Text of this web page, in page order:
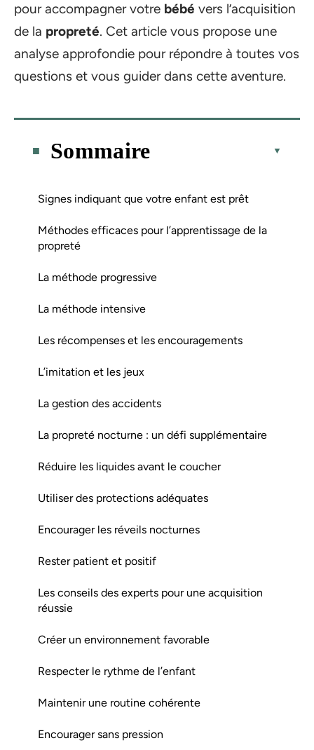
pour accompagner votre bébé vers l’acquisition
de la propreté. Cet article vous propose une
analyse approfondie pour répondre à toutes vos
questions et vous guider dans cette aventure.
Sommaire
Signes indiquant que votre enfant est prêt
Méthodes efficaces pour l’apprentissage de la
propreté
La méthode progressive
La méthode intensive
Les récompenses et les encouragements
L’imitation et les jeux
La gestion des accidents
La propreté nocturne : un défi supplémentaire
Réduire les liquides avant le coucher
Utiliser des protections adéquates
Encourager les réveils nocturnes
Rester patient et positif
Les conseils des experts pour une acquisition
réussie
Créer un environnement favorable
Respecter le rythme de l’enfant
Maintenir une routine cohérente
Encourager sans pression